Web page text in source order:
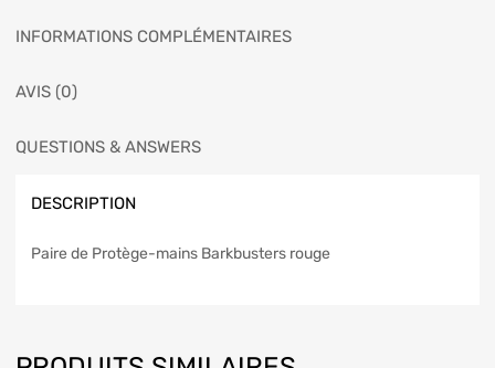
INFORMATIONS COMPLÉMENTAIRES
AVIS (0)
QUESTIONS & ANSWERS
DESCRIPTION
Paire de Protège-mains Barkbusters rouge